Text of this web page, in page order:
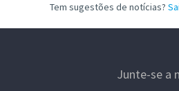
Tem sugestões de notícias?
Junte-se a